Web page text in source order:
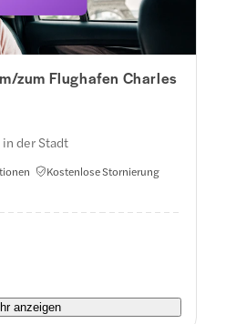
zum Flughafen Charles
der Stadt
Kostenlose Stornierung
anzeigen